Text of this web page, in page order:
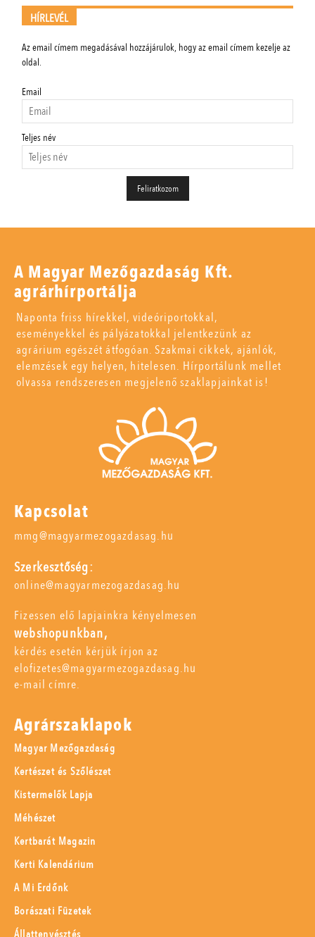
HÍRLEVÉL
Az email címem megadásával hozzájárulok, hogy az email címem kezelje az
oldal.
Email
Teljes név
A Magyar Mezőgazdaság Kft.
agrárhírportálja
Naponta friss hírekkel, videóriportokkal,
eseményekkel és pályázatokkal jelentkezünk az
agrárium egészét átfogóan. Szakmai cikkek, ajánlók,
elemzések egy helyen, hitelesen. Hírportálunk mellet
olvassa rendszeresen megjelenő szaklapjainkat is!
Kapcsolat
mmg@magyarmezogazdasag.hu
Szerkesztőség:
online@magyarmezogazdasag.hu
Fizessen elő lapjainkra kényelmesen
webshopunkban,
kérdés esetén kérjük írjon az
elofizetes@magyarmezogazdasag.hu
e-mail címre.
Agrárszaklapok
Magyar Mezőgazdaság
Kertészet és Szőlészet
Kistermelők Lapja
Méhészet
Kertbarát Magazin
Kerti Kalendárium
A Mi Erdőnk
Borászati Füzetek
Állattenyésztés